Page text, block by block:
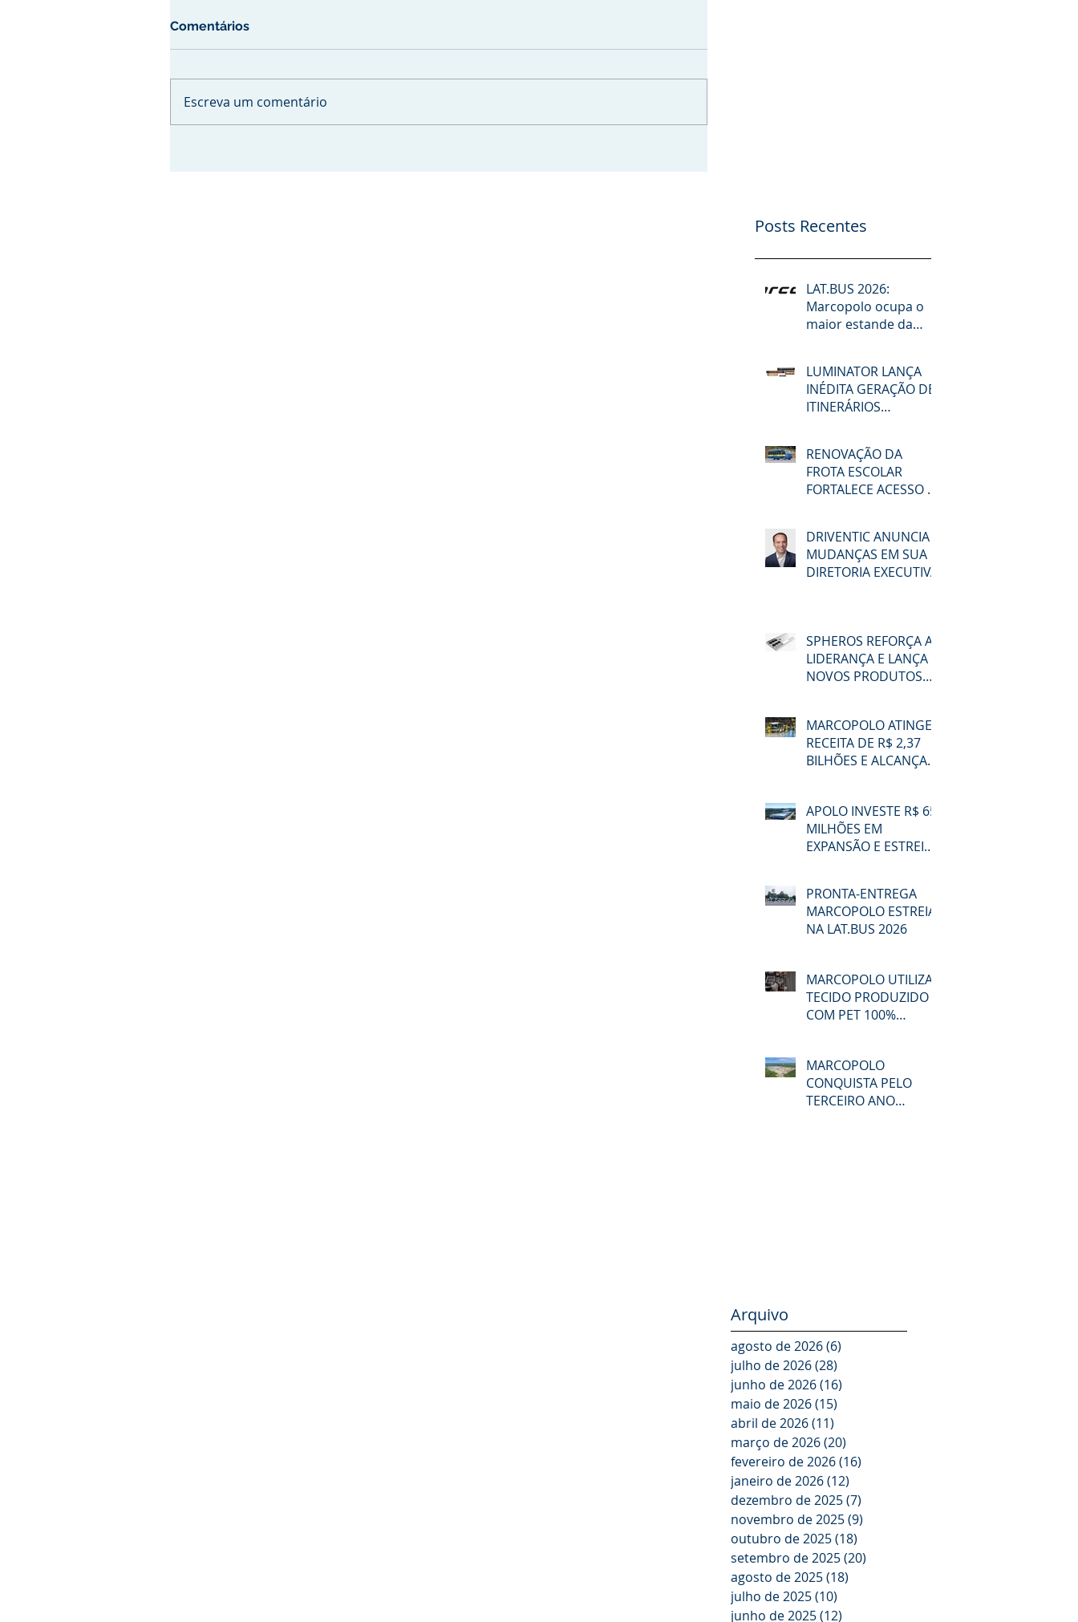
Comentários
Escreva um comentário
Posts Recentes
LAT.BUS 2026:
Marcopolo ocupa o
maior estande da
setor, futuro da
mobilidade,
descarbonização e
LUMINATOR LANÇA
INÉDITA GERAÇÃO DE
ITINERÁRIOS
RENOVAÇÃO DA
FROTA ESCOLAR
FORTALECE ACESSO À
MACAÉ
DRIVENTIC ANUNCIA
MUDANÇAS EM SUA
DIRETORIA EXECUTIVA
SPHEROS REFORÇA A
LIDERANÇA E LANÇA
NOVOS PRODUTOS
MARCOPOLO ATINGE
RECEITA DE R$ 2,37
BILHÕES E ALCANÇA
MERCADO BRASILEIRO
NO 2T26
APOLO INVESTE R$ 65
MILHÕES EM
EXPANSÃO E ESTREIA
PRONTA-ENTREGA
MARCOPOLO ESTREIA
NA LAT.BUS 2026
MARCOPOLO UTILIZA
TECIDO PRODUZIDO
COM PET 100%
MARCOPOLO
CONQUISTA PELO
TERCEIRO ANO
Arquivo
agosto de 2026(6)
julho de 2026(28)
junho de 2026(16)
maio de 2026(15)
abril de 2026(11)
março de 2026(20)
fevereiro de 2026(16)
janeiro de 2026(12)
dezembro de 2025(7)
novembro de 2025(9)
outubro de 2025(18)
setembro de 2025(20)
agosto de 2025(18)
julho de 2025(10)
junho de 2025(12)